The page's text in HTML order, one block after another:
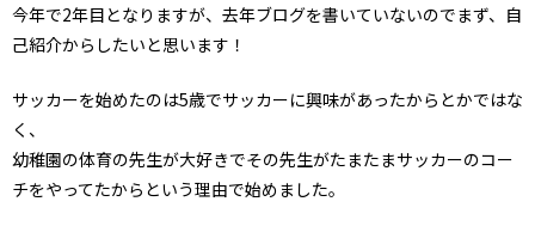
今年で2年目となりますが、去年ブログを書いていないのでまず、自
己紹介からしたいと思います！
サッカーを始めたのは5歳でサッカーに興味があったからとかではな
く、
幼稚園の体育の先生が大好きでその先生がたまたまサッカーのコー
チをやってたからという理由で始めました。